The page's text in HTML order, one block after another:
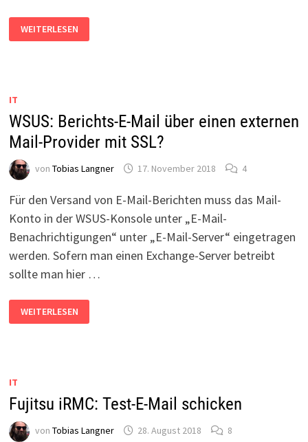
GELEAKTE
PASSWÖRTER
WEITERLESEN
IT
WSUS: Berichts-E-Mail über einen externen
Mail-Provider mit SSL?
von Tobias Langner 17. November 2018 4
Für den Versand von E-Mail-Berichten muss das Mail-
Konto in der WSUS-Konsole unter „E-Mail-
Benachrichtigungen“ unter „E-Mail-Server“ eingetragen
werden. Sofern man einen Exchange-Server betreibt
sollte man hier …
WSUS:
BERICHTS-
E-
SSL?
WEITERLESEN
IT
Fujitsu iRMC: Test-E-Mail schicken
von Tobias Langner 28. August 2018 8